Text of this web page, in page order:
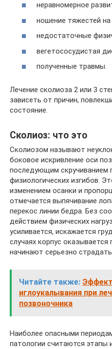
неравномерное
ношение тяжестей
недостаточные
вегетососудистая
полученные травмы.
Лечение сколиоза 2 или 3
зависеть от причин,
состояние.
Сколиоз: что это
Сколиозом называют
боковое искривление оси
последующим скручиванием
физиологических изгибов.
изменением осанки и
отмечается выпячивание
перекос линии бедра. Без
действием физических
усиливается, искажается
случаях корпус
начинают серьезно
Читайте также:
иглоукалывания при
позвоночника
Наиболее опасными
патологии считаются этапы